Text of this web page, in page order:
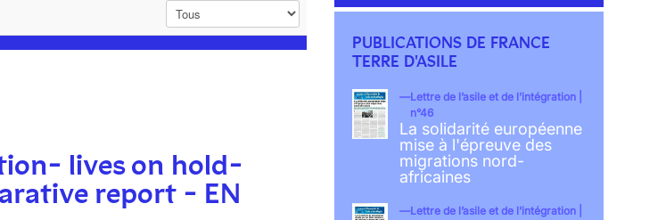
lives on hold-
report - EN
PUBLICATIONS DE FRANCE
TERRE D'ASILE
Lettre de l’asile et de l’intégration |
n°46
La solidarité européenne
mise à l'épreuve des
migrations nord-
africaines
Lettre de l’asile et de l’intégration |